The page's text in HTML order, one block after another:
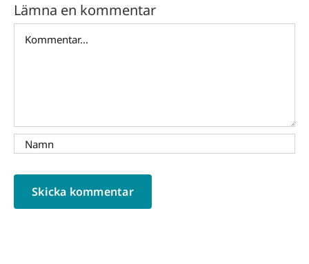
Lämna en kommentar